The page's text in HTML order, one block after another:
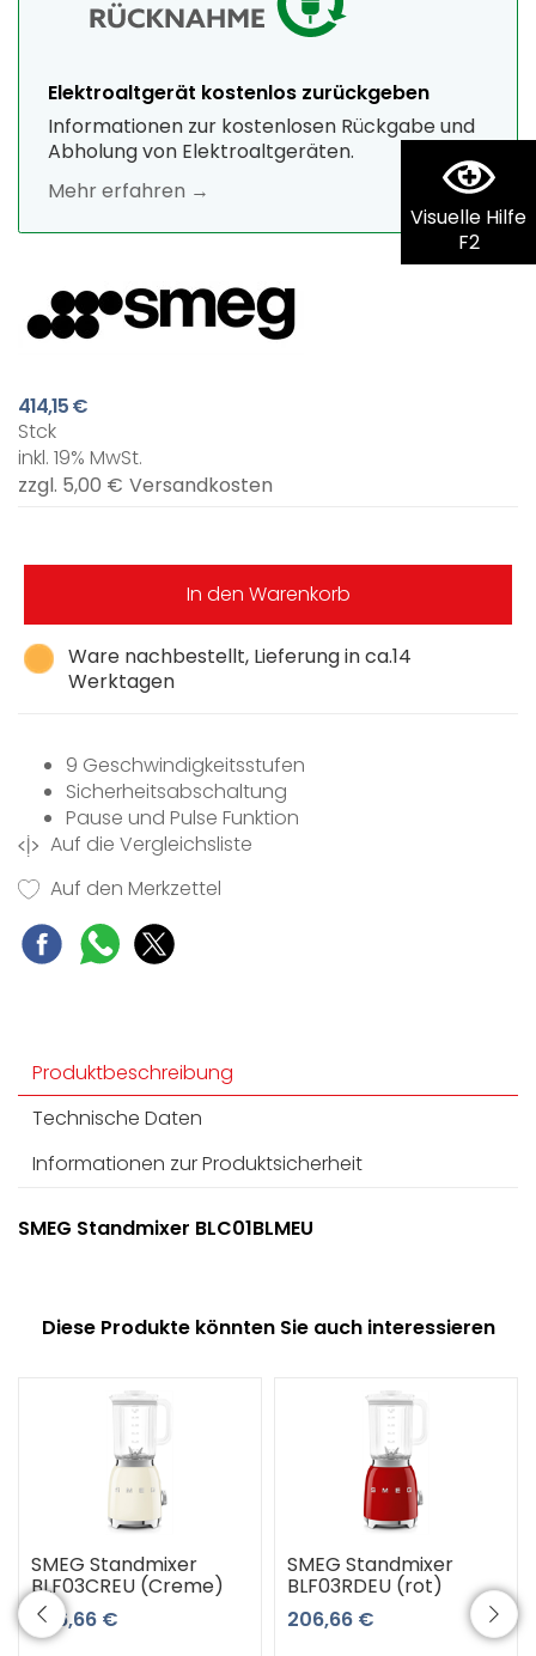
Visuelle Hilfe
F2
Elektroaltgerät kostenlos zurückgeben
Informationen zur kostenlosen Rückgabe und
Abholung von Elektroaltgeräten.
Mehr erfahren →
414,15 €
Stck
inkl. 19% MwSt.
zzgl. 5,00 € Versandkosten
Ware nachbestellt, Lieferung in ca.14
Werktagen
In den Warenkorb
9 Geschwindigkeitsstufen
Sicherheitsabschaltung
Pause und Pulse Funktion
Timer
Rutschfeste Stellfüße
Abnehmbares Netzkabel
Auf die Vergleichsliste
Auf den Merkzettel
Produktbeschreibung
Technische Daten
Informationen zur Produktsicherheit
SMEG Standmixer BLC01BLMEU
Diese Produkte könnten Sie auch interessieren
SMEG Standmixer
BLF03CREU (Creme)
206,66 €
SMEG Standmixer
BLF03RDEU (rot)
206,66 €